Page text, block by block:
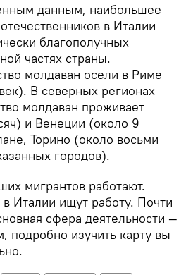
данным, наибольшее
в Италии
благополучных
частях страны.
молдаван осели в Риме
В северных регионах
молдаван проживает
и Венеции (около 9
Торино (около восьми
городов).
мигрантов работают.
Италии ищут работу. Почти
сфера деятельности —
подробно изучить карту вы